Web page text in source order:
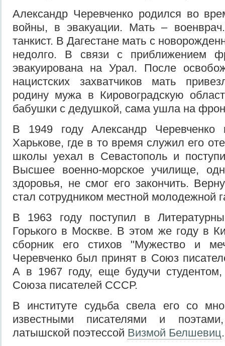
Александр Черевченко родился во
войны, в эвакуации. Мать –
танкист. В Дагестане мать с
недолго. В связи с приближением
эвакуирована на Урал. После
нацистских захватчиков мать
родину мужа в Кировоградскую
бабушки с дедушкой, сама ушла на
В 1949 году Александр
Харькове, где в то время служил его
школы уехал в Севастополь и
Высшее военно-морское училище,
здоровья, не смог его закончить.
стал сотрудником местной молодежной
В 1963 году поступил в
Горького в Москве. В этом же году в
сборник его стихов "Мужество и
Черевченко был принят в Союз
А в 1967 году, еще будучи
Союза писателей СССР.
В институте судьба свела его со
известными писателями и
латышской поэтессой Визмой Белшевиц.